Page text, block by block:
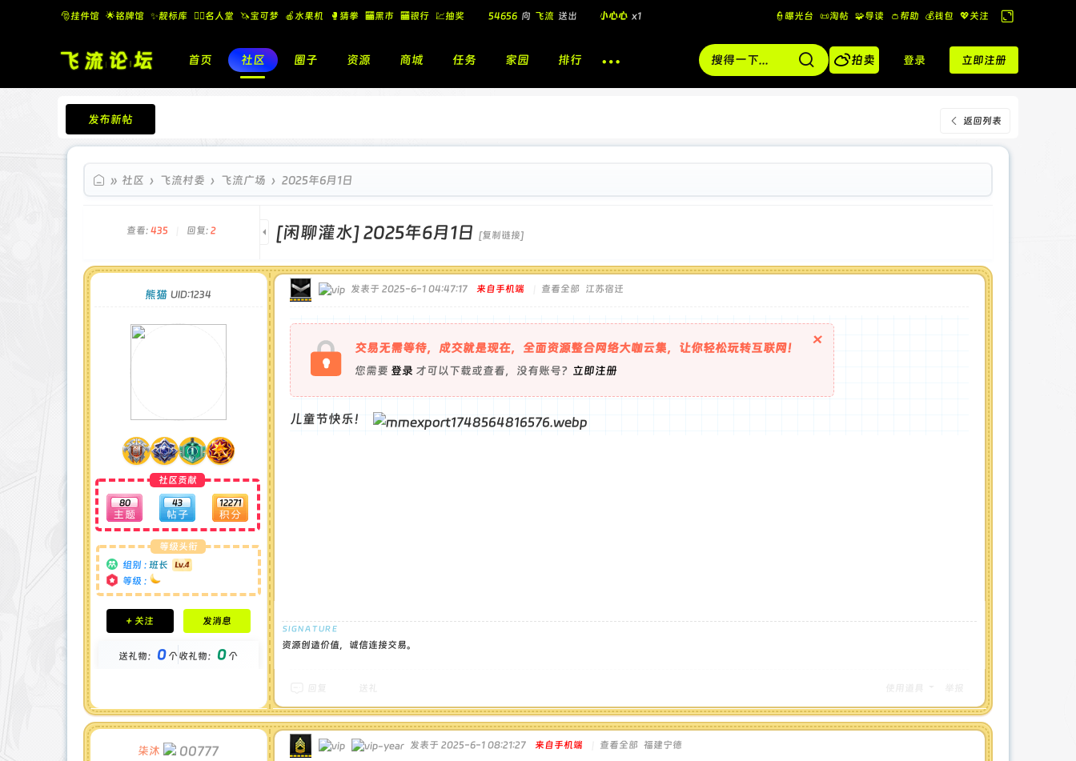
🎅挂件馆 🌟铭牌馆 ✨️靓标库 🧚‍♂️名人堂 🦄宝可梦 🍎水果机 🥊猜拳 🏧黑市 🏧银行 💹抽奖 👮曝光台 📜淘帖 🧩导读 👛帮助 💰️钱包 💖关注
换
到
宽
版
首页 社区 圈子 资源 商城 任务 家园 排行 拍卖 登录 立即注册
返回列表
发布新帖
飞流论坛
» 社区 › 飞流村委 › 飞流广场 › 2025年6月1日
查看: 435 回复: 2 [闲聊灌水]2025年6月1日 [复制链接]
熊猫 UID:1234
社区贡献
80 43 12271
等级头衔
组别 : 班长
等级 :
积分成就
钻石 : 1 颗
金币 : 0 枚
+ 关注 发消息
送礼物： 0个收礼物： 0个
发表于 2025-6-1 04:47:17 来自手机端 查看全部 江苏宿迁
交易无需等待，成交就是现在，全面资源整合网络大咖云集，让你轻松玩转互联网！
您需要 登录 才可以下载或查看，没有账号？ 立即注册
×
儿童节快乐！
资源创造价值，诚信连接交易。
柒沐 00777 发表于 2025-6-1 08:21:27 来自手机端 查看全部 福建宁德